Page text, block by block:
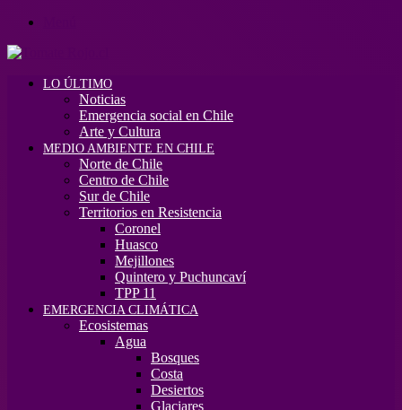
LO ÚLTIMO
Noticias
Emergencia social en Chile
Arte y Cultura
MEDIO AMBIENTE EN CHILE
Norte de Chile
Centro de Chile
Sur de Chile
Territorios en Resistencia
Coronel
Huasco
Mejillones
Quintero y Puchuncaví
TPP 11
EMERGENCIA CLIMÁTICA
Ecosistemas
Agua
Bosques
Costa
Desiertos
Glaciares